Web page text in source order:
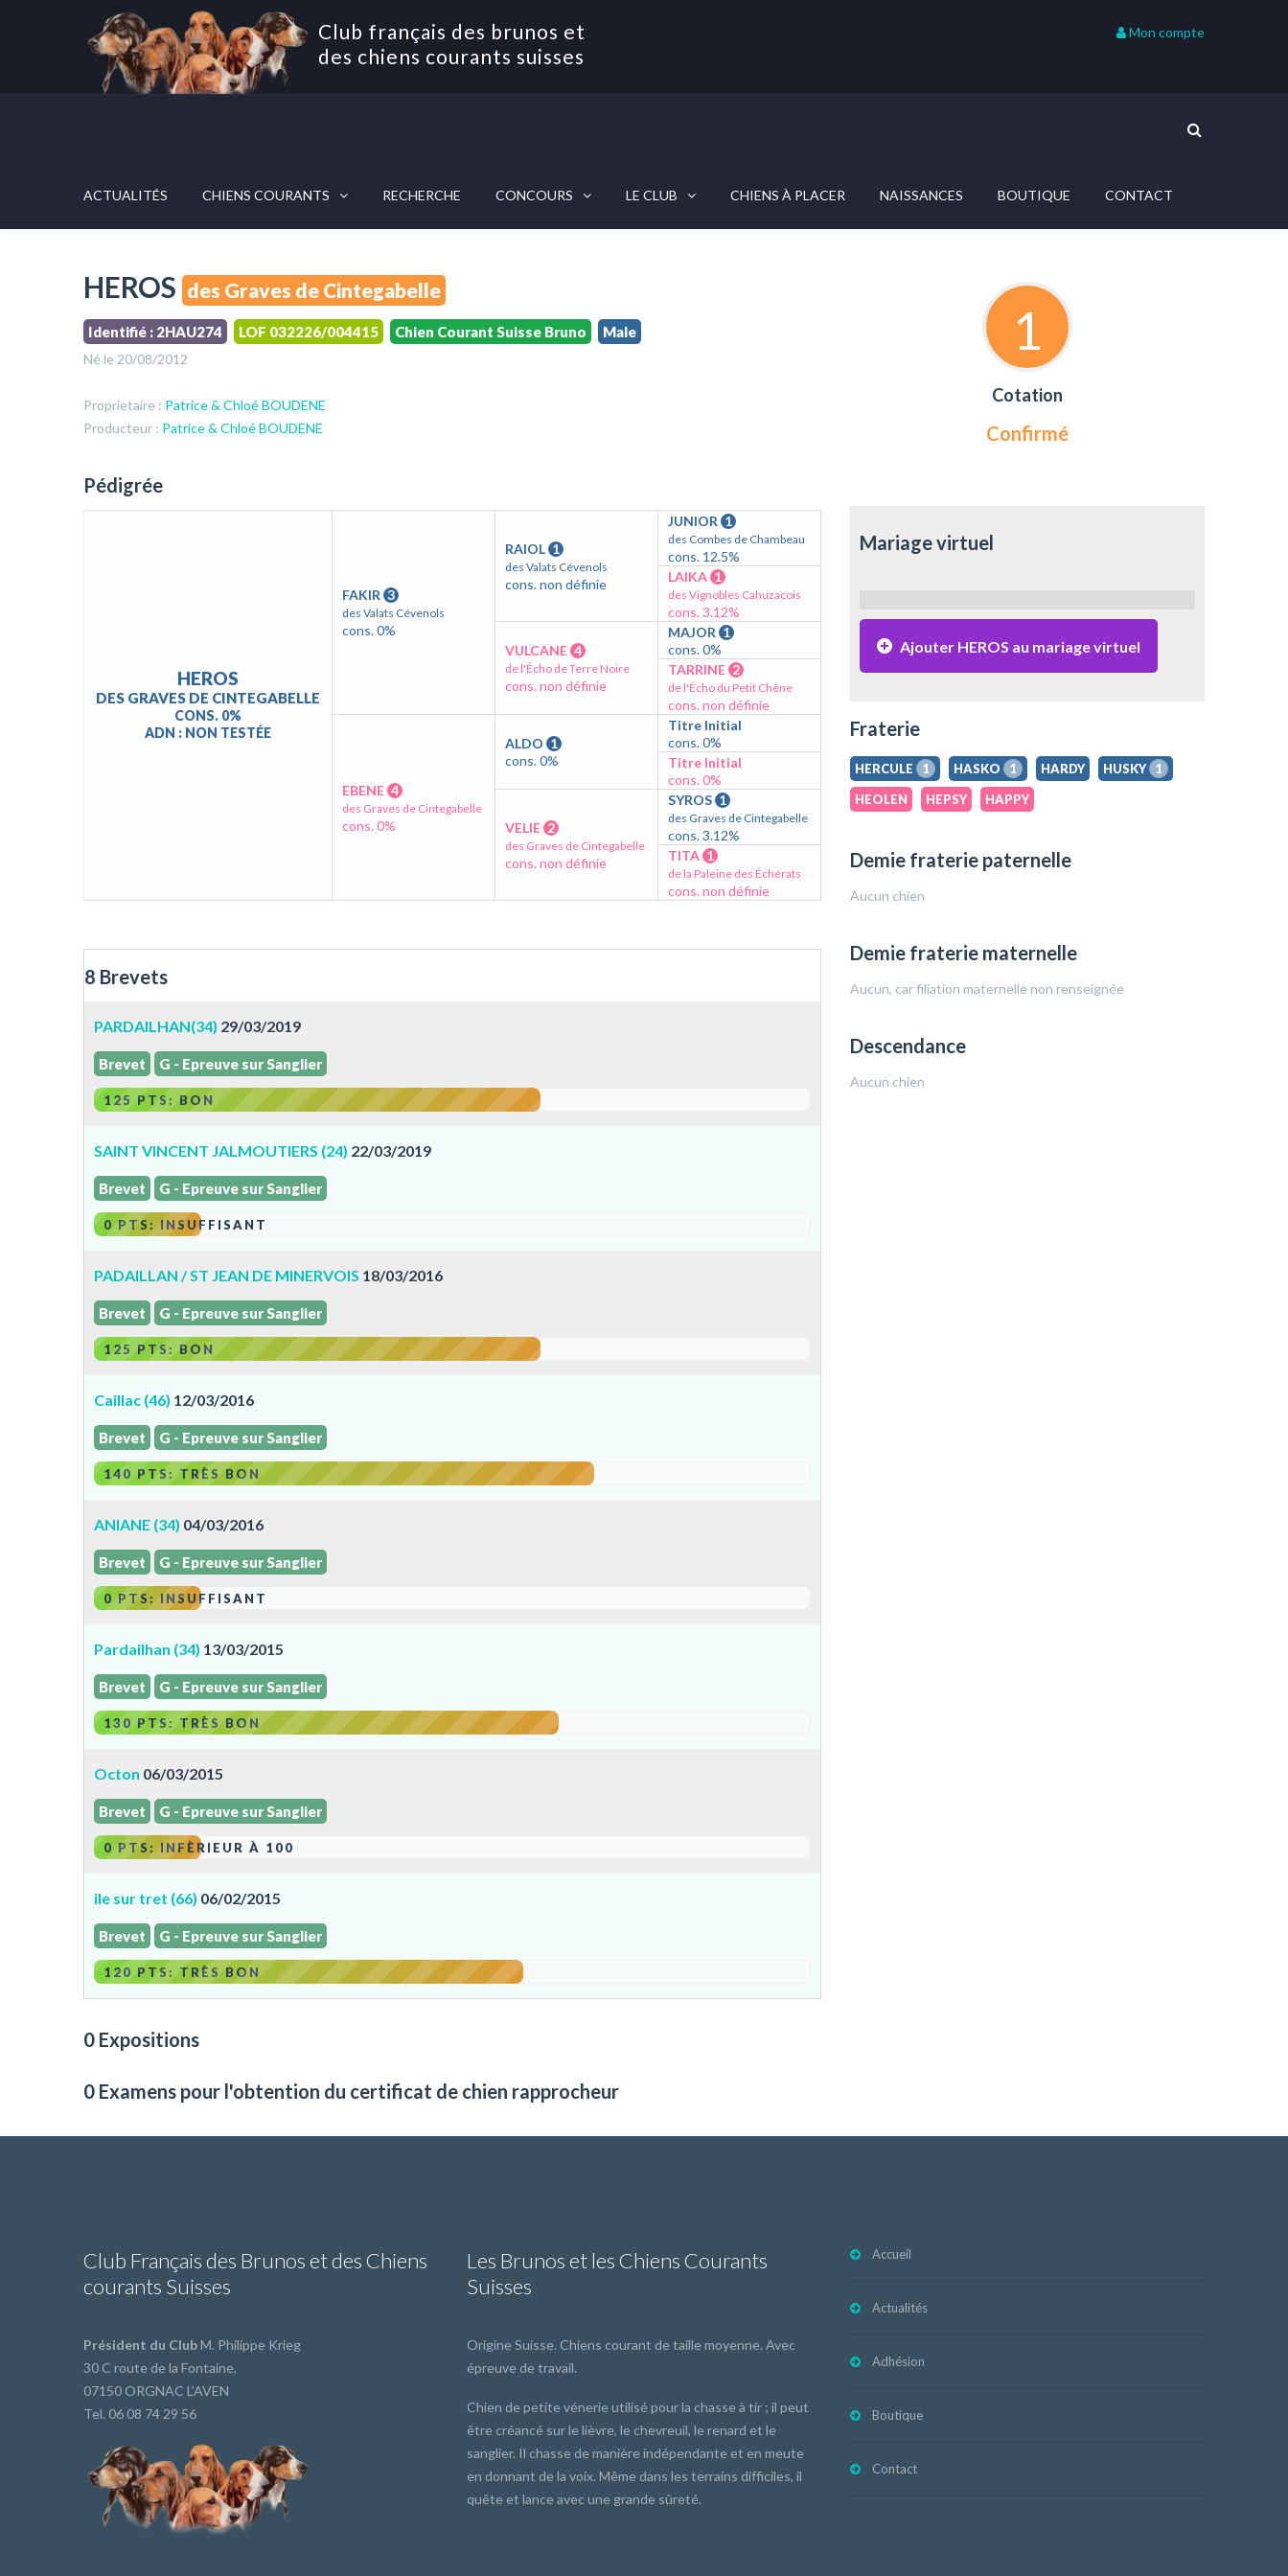
Club français des brunos et
des chiens courants suisses
Mon compte
ACTUALITÉS CHIENS COURANTS RECHERCHE CONCOURS LE CLUB CHIENS À PLACER NAISSANCES BOUTIQUE CONTACT
HEROS des Graves de Cintegabelle
Identifié : 2HAU274 LOF 032226/004415 Chien Courant Suisse Bruno Male
Né le 20/08/2012
Proprietaire : Patrice & Chloé BOUDENE
Producteur : Patrice & Chloé BOUDENE
Pédigrée
HEROS
DES GRAVES DE CINTEGABELLE
CONS. 0%
ADN : NON TESTÉE
FAKIR 3
des Valats Cévenols
cons. 0%
RAIOL 1
des Valats Cévenols
cons. non définie
JUNIOR 1
des Combes de Chambeau
cons. 12.5%
LAIKA 1
des Vignobles Cahuzacois
cons. 3.12%
VULCANE 4
de l'Écho de Terre Noire
cons. non définie
MAJOR 1
cons. 0%
TARRINE 2
de l'Écho du Petit Chêne
cons. non définie
EBENE 4
des Graves de Cintegabelle
cons. 0%
ALDO 1
cons. 0%
Titre Initial
cons. 0%
Titre Initial
cons. 0%
VELIE 2
des Graves de Cintegabelle
cons. non définie
SYROS 1
des Graves de Cintegabelle
cons. 3.12%
TITA 1
de la Paleine des Échérats
cons. non définie
8 Brevets
PARDAILHAN(34) 29/03/2019
Brevet G - Epreuve sur Sanglier
125 PTS: BON
SAINT VINCENT JALMOUTIERS (24) 22/03/2019
Brevet G - Epreuve sur Sanglier
0 PTS: INSUFFISANT
PADAILLAN / ST JEAN DE MINERVOIS 18/03/2016
Brevet G - Epreuve sur Sanglier
125 PTS: BON
Caillac (46) 12/03/2016
Brevet G - Epreuve sur Sanglier
140 PTS: TRÈS BON
ANIANE (34) 04/03/2016
Brevet G - Epreuve sur Sanglier
0 PTS: INSUFFISANT
Pardailhan (34) 13/03/2015
Brevet G - Epreuve sur Sanglier
130 PTS: TRÈS BON
Octon 06/03/2015
Brevet G - Epreuve sur Sanglier
0 PTS: INFÈRIEUR À 100
ile sur tret (66) 06/02/2015
Brevet G - Epreuve sur Sanglier
120 PTS: TRÈS BON
0 Expositions
0 Examens pour l'obtention du certificat de chien rapprocheur
1
Cotation
Confirmé
Mariage virtuel
Ajouter HEROS au mariage virtuel
Fraterie
HERCULE 1 HASKO 1 HARDY HUSKY 1
HEOLEN
HEPSY HAPPY
Demie fraterie paternelle
Aucun chien
Demie fraterie maternelle
Aucun, car filiation maternelle non renseignée
Descendance
Aucun chien
Club Français des Brunos et des Chiens
courants Suisses
Président du ClubM. Philippe Krieg
30 C route de la Fontaine,
07150 ORGNAC L'AVEN
Tel. 06 08 74 29 56
Les Brunos et les Chiens Courants
Suisses
Origine Suisse. Chiens courant de taille moyenne. Avec
épreuve de travail.
Chien de petite vénerie utilisé pour la chasse à tir ; il peut
être créancé sur le lièvre, le chevreuil, le renard et le
sanglier. Il chasse de manière indépendante et en meute
en donnant de la voix. Même dans les terrains difficiles, il
quête et lance avec une grande sûreté.
Accueil
Actualités
Adhésion
Boutique
Contact